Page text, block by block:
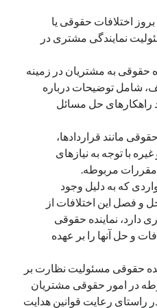
اختلافات حقوقی یا
نمایندگی مشتری در
حقوقی به مشتریان در زمینه
شامل توضیحات درباره
راهکارهای حل مسائل
مانند قراردادها،
با توجه به نیازهای
مقررات مربوطه.
که به دلیل وجود
و فصل این اختلافات از
دارد، نماینده حقوقی
و حل آنها را بر عهده
حقوقی مسئولیت نظارت بر
در امور حقوقی مشتریان
راستای رعایت قوانین هدایت